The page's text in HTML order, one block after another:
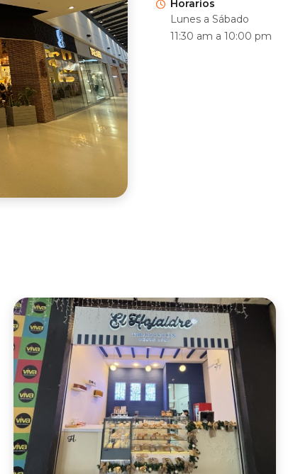
Horarios
Lunes a Sábado
11:30 am a 10:00 pm